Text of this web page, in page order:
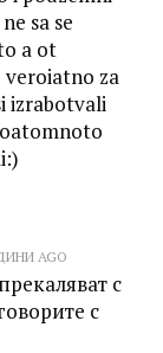
sa se
a ot
za
izrabotvali
AGO
с
с